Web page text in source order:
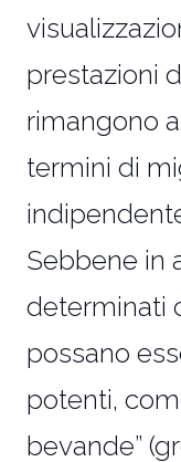
prestazioni
rimangono
termini di
Sebbene in
determinati
possano
potenti,
bevande”